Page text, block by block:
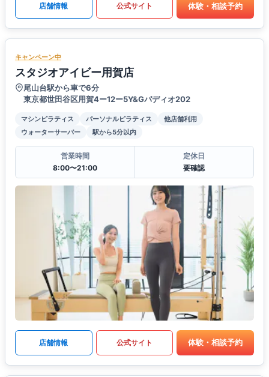
店舗情報 公式サイト 体験・相談予約
キャンペーン中
スタジオアイビー用賀店
尾山台駅から車で6分
東京都世田谷区用賀4ー12ー5Y&Gパディオ202
マシンピラティス パーソナルピラティス
他店舗利用
ウォーターサーバー
駅から5分以内
営業時間
8:00〜21:00
定休日
要確認
店舗情報 公式サイト 体験・相談予約